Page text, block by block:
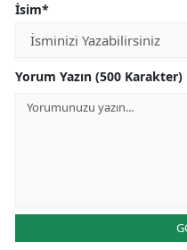
İsim*
Yorum Yazın (500 Karakter)